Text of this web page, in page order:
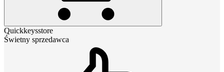
Quickkeysstore
Świetny sprzedawca